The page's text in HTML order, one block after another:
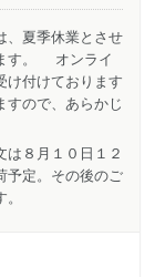
、夏季休業とさせ
す。 オンライ
け付けております
すので、あらかじ
は８月１０日１２
予定。その後のご